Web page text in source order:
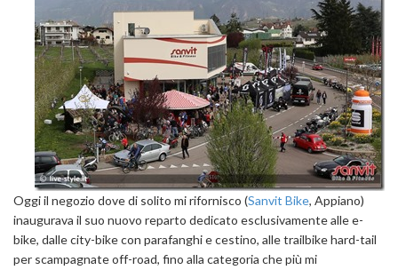
Oggi il negozio dove di solito mi rifornisco (Sanvit Bike, Appiano)
inaugurava il suo nuovo reparto dedicato esclusivamente alle e-
bike, dalle city-bike con parafanghi e cestino, alle trailbike hard-tail
per scampagnate off-road, fino alla categoria che più mi